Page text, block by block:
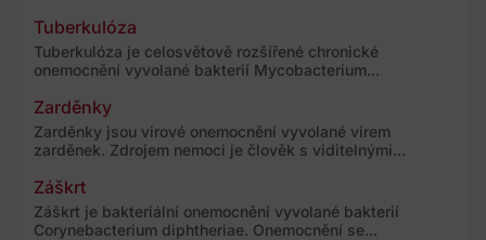
Tuberkulóza
Tuberkulóza je celosvětově rozšířené chronické
onemocnění vyvolané bakterií Mycobacterium...
Zarděnky
Zarděnky jsou virové onemocnění vyvolané virem
zarděnek. Zdrojem nemoci je člověk s viditelnými...
Záškrt
Záškrt je bakteriální onemocnění vyvolané bakterií
Corynebacterium diphtheriae. Onemocnění se...